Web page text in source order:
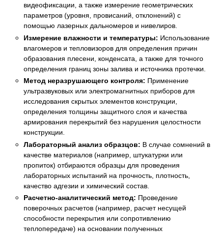
видеофиксации, а также измерение геометрических
параметров (уровня, провисаний, отклонений) с
помощью лазерных дальномеров и нивелиров.
Измерение влажности и температуры: Использование
влагомеров и тепловизоров для определения причин
образования плесени, конденсата, а также для точного
определения границ зоны залива и источника протечки.
Метод неразрушающего контроля: Применение
ультразвуковых или электромагнитных приборов для
исследования скрытых элементов конструкции,
определения толщины защитного слоя и качества
армирования перекрытий без нарушения целостности
конструкции.
Лабораторный анализ образцов: В случае сомнений в
качестве материалов (например, штукатурки или
пропиток) отбираются образцы для проведения
лабораторных испытаний на прочность, плотность,
качество адгезии и химический состав.
Расчетно-аналитический метод: Проведение
поверочных расчетов (например, расчет несущей
способности перекрытия или сопротивлению
теплопередаче) на основании полученных